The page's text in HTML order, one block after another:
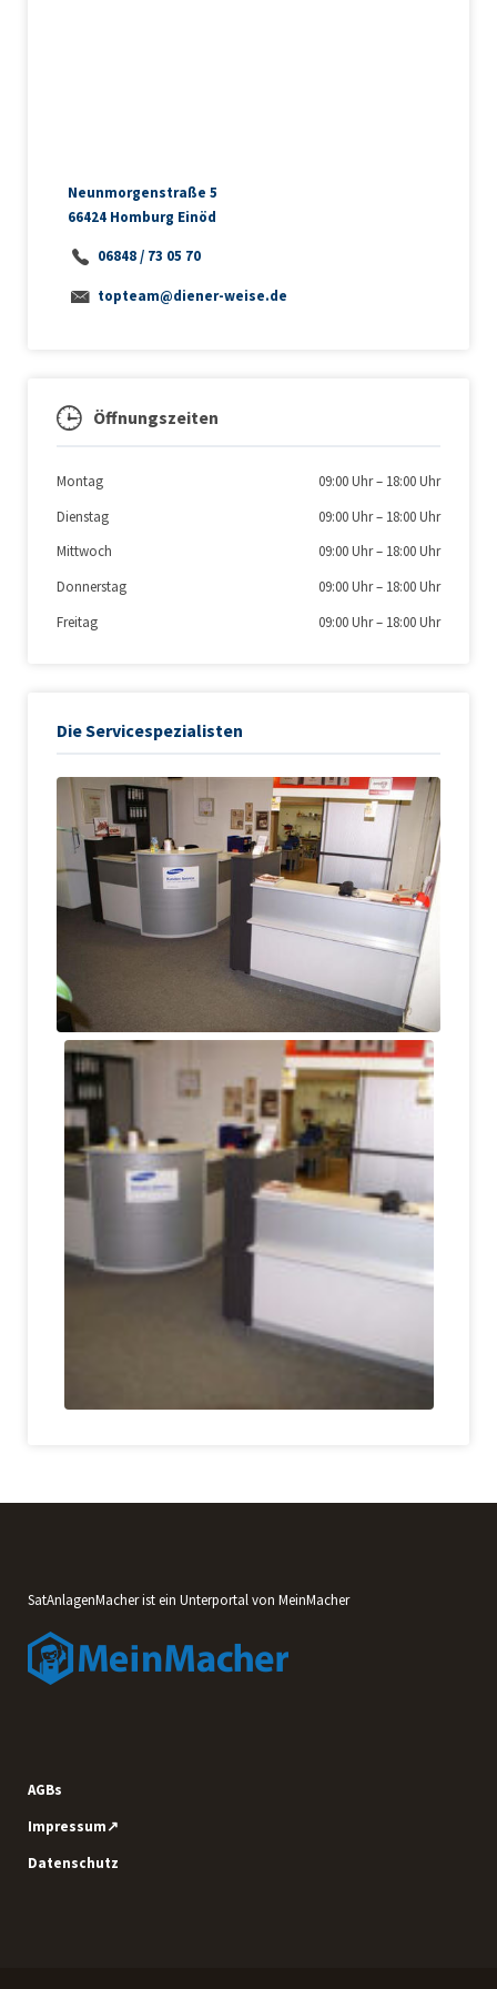
Neunmorgenstraße 5
66424 Homburg Einöd
06848 / 73 05 70
topteam@diener-weise.de
Öffnungszeiten
Montag 09:00 Uhr– 18:00 Uhr
Dienstag
09:00 Uhr– 18:00 Uhr
Mittwoch
09:00 Uhr– 18:00 Uhr
Donnerstag
09:00 Uhr– 18:00 Uhr
Freitag
09:00 Uhr– 18:00 Uhr
Die Servicespezialisten
SatAnlagenMacher ist ein Unterportal von MeinMacher
AGBs
Impressum↗
Datenschutz